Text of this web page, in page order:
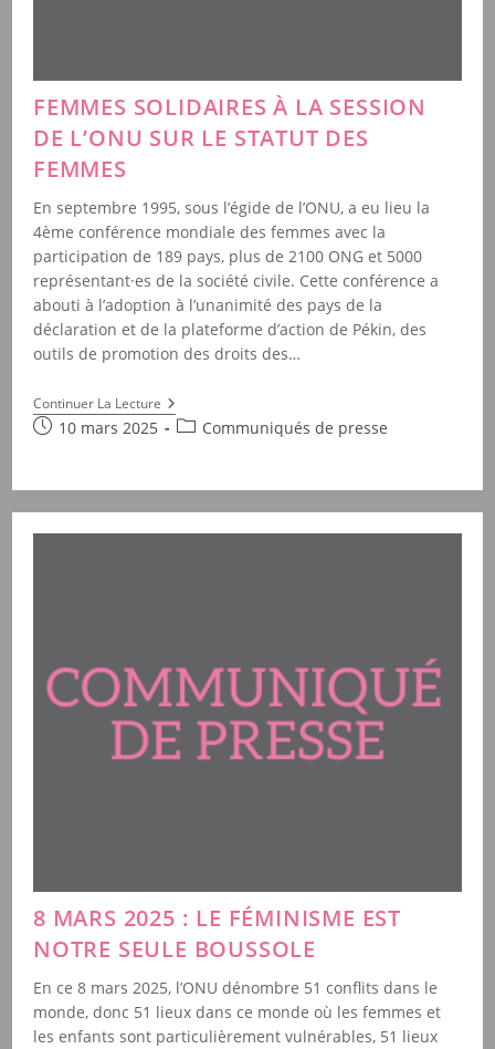
FEMMES SOLIDAIRES À LA SESSION
DE L’ONU SUR LE STATUT DES
FEMMES
En septembre 1995, sous l’égide de l’ONU, a eu lieu la
4ème conférence mondiale des femmes avec la
participation de 189 pays, plus de 2100 ONG et 5000
représentant·es de la société civile. Cette conférence a
abouti à l’adoption à l’unanimité des pays de la
déclaration et de la plateforme d’action de Pékin, des
outils de promotion des droits des…
Continuer La LectureFemmes
Solidaires
De
L’ONU
Publication
10 mars 2025
PostCommuniqués de presse
8 MARS 2025 : LE FÉMINISME EST
NOTRE SEULE BOUSSOLE
En ce 8 mars 2025, l’ONU dénombre 51 conflits dans le
monde, donc 51 lieux dans ce monde où les femmes et
les enfants sont particulièrement vulnérables, 51 lieux